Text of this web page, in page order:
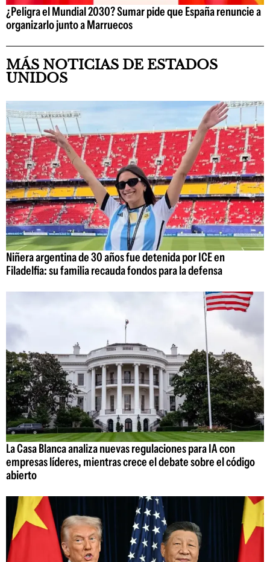
¿Peligra el Mundial 2030? Sumar pide que España renuncie a
organizarlo junto a Marruecos
MÁS NOTICIAS DE ESTADOS
UNIDOS
Niñera argentina de 30 años fue detenida por ICE en
Filadelfia: su familia recauda fondos para la defensa
La Casa Blanca analiza nuevas regulaciones para IA con
empresas líderes, mientras crece el debate sobre el código
abierto